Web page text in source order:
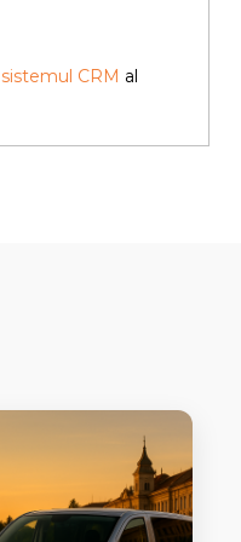
sistemul CRM al